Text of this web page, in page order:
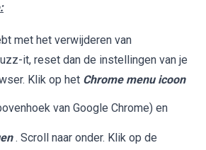
met het verwijderen van
it, reset dan de instellingen van je
Klik op het Chrome menu icoon
van Google Chrome) en
. Scroll naar onder. Klik op de